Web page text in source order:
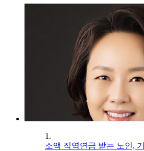
1.
소액 직역연금 받는 노인,